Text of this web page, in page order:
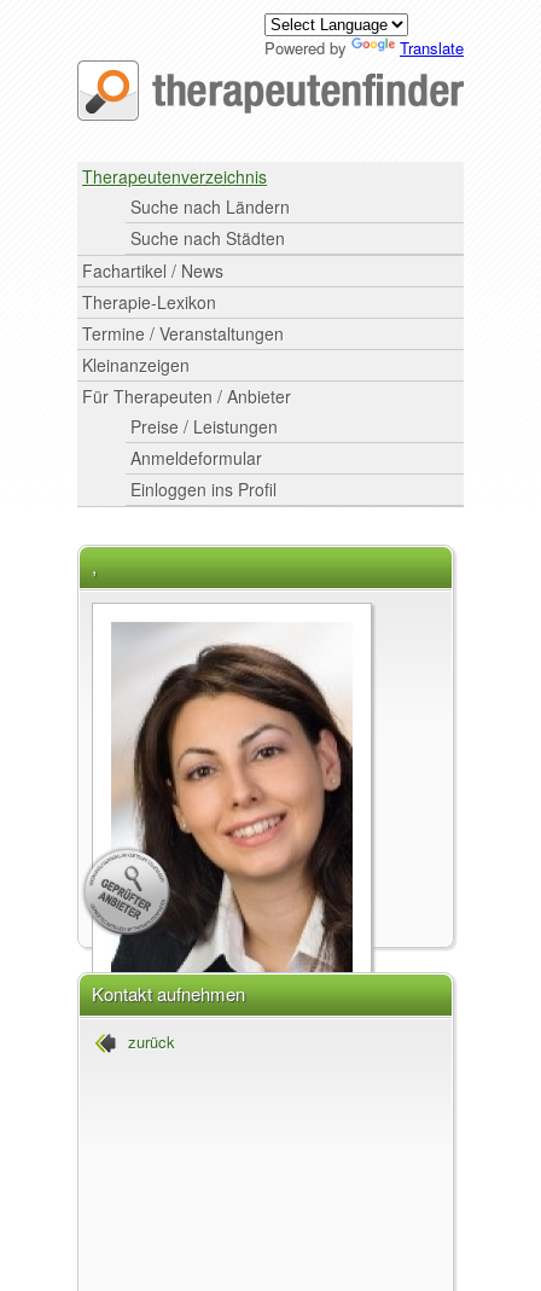
Powered by Translate
Therapeutenverzeichnis
Suche nach Ländern
Suche nach Städten
Fachartikel / News
Therapie-Lexikon
Termine / Veranstaltungen
Kleinanzeigen
Für Therapeuten / Anbieter
Preise / Leistungen
Anmeldeformular
Einloggen ins Profil
,
, (10 - Favoriten)
Kontakt aufnehmen
zurück